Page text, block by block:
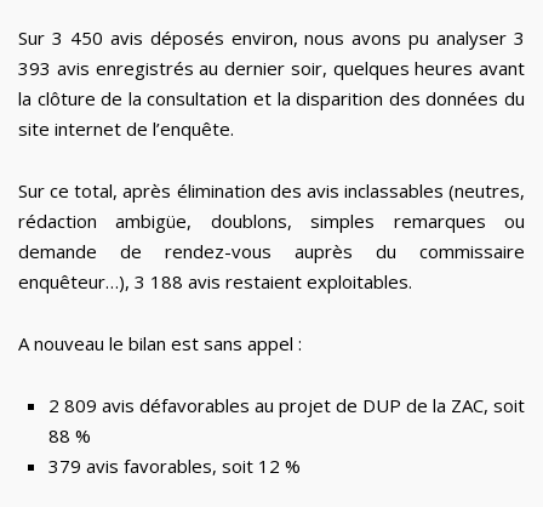
Sur 3 450 avis déposés environ, nous avons pu analyser 3
393 avis enregistrés au dernier soir, quelques heures avant
la clôture de la consultation et la disparition des données du
site internet de l’enquête.
Sur ce total, après élimination des avis inclassables (neutres,
rédaction ambigüe, doublons, simples remarques ou
demande de rendez-vous auprès du commissaire
enquêteur…), 3 188 avis restaient exploitables.
A nouveau le bilan est sans appel :
2 809 avis défavorables au projet de DUP de la ZAC, soit
88 %
379 avis favorables, soit 12 %